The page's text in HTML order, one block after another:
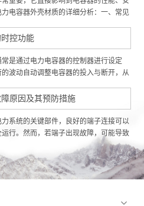
电容器外壳材质的详细分析：一、常见
控功能
是通过电力电容器的控制器进行设定
波动自动调整电容器的投入与断开，从
控调节步骤：
原因及其预防措施
系统的关键部件，良好的端子连接可以
行。然而，若端子出现故障，可能导致
灾等安全事故。以下是对低压电力电容
：
